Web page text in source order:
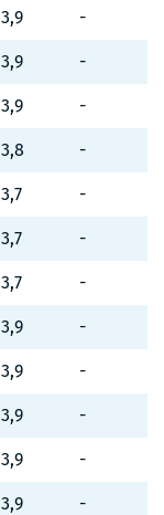
3,9 -
3,9 -
3,9 -
3,8 -
3,7 -
3,7 -
3,7 -
3,9 -
3,9 -
3,9 -
3,9 -
3,9 -